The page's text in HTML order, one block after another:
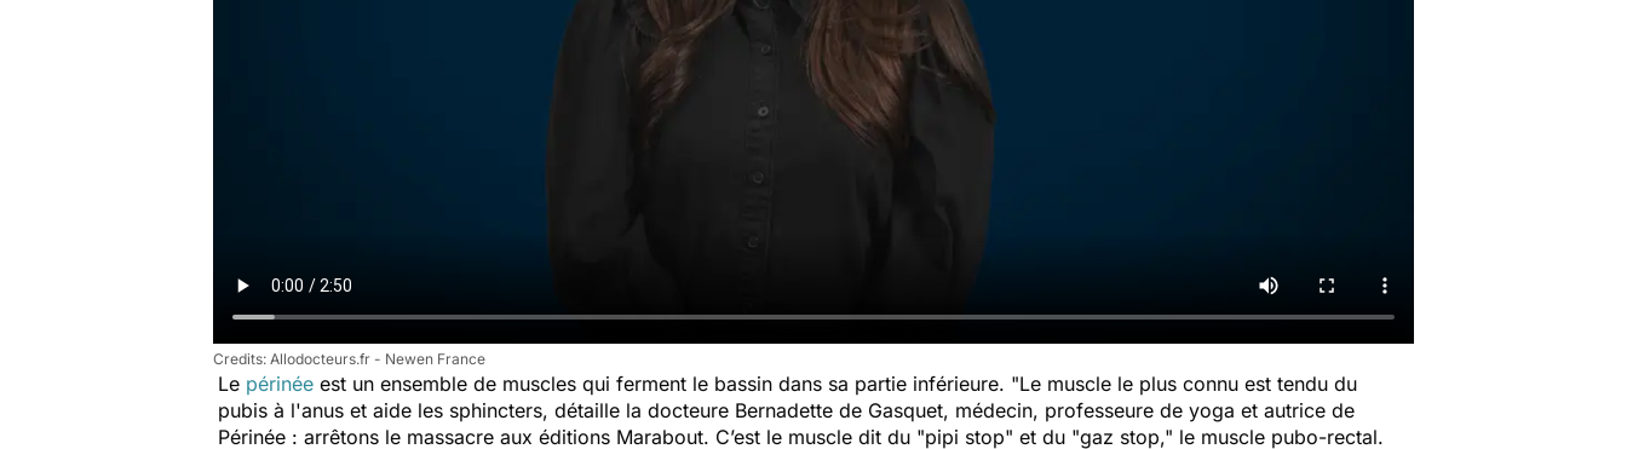
Allodocteurs.fr - Newen France
Le périnée est un ensemble de muscles qui ferment le bassin dans sa partie inférieure. "Le muscle le plus connu est tendu du
pubis à l'anus et aide les sphincters, détaille la docteure Bernadette de Gasquet, médecin, professeure de yoga et autrice de
Périnée : arrêtons le massacre aux éditions Marabout. C’est le muscle dit du "pipi stop" et du "gaz stop," le muscle pubo-rectal.